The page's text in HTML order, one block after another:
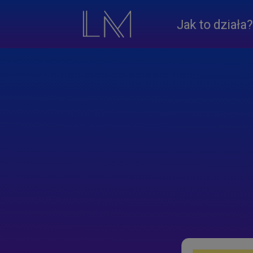
Jak to działa?